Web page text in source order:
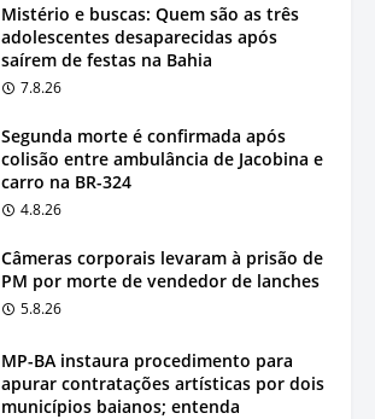
Mistério e buscas: Quem são as três
adolescentes desaparecidas após
saírem de festas na Bahia
7.8.26
Segunda morte é confirmada após
colisão entre ambulância de Jacobina e
carro na BR-324
4.8.26
Câmeras corporais levaram à prisão de
PM por morte de vendedor de lanches
5.8.26
MP-BA instaura procedimento para
apurar contratações artísticas por dois
municípios baianos; entenda